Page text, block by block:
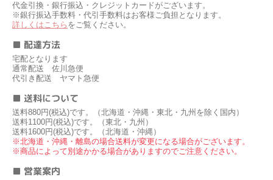
代金引換・銀行振込・クレジットカードがございます。
※銀行振込手数料・代引手数料はお客様ご負担となります。
詳しくはこちら をご覧ください。
■ 配達方法
宅配となります
通常配送 佐川急便
代引き配送 ヤマト急便
■ 送料について
送料880円(税込)です。（北海道・沖縄・東北・九州を除く国内）
送料1100円(税込)です。（東北・九州）
送料1600円(税込)です。（北海道・沖縄）
※北海道・沖縄・離島の場合送料が変更になる場合がございます。
※商品によって別途かかる場合がありますのでご注意ください。
■ 営業案内